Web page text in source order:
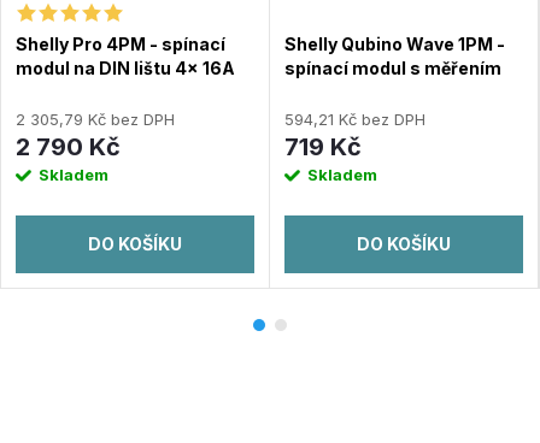
Shelly Pro 4PM - spínací
modul na DIN lištu 4x 16A
2 305,79 Kč bez DPH
2 790 Kč
Skladem
DO KOŠÍKU
Shelly Qubino Wave 1PM -
spínací modul s měřením
594,21 Kč bez DPH
719 Kč
Skladem
DO KOŠÍKU